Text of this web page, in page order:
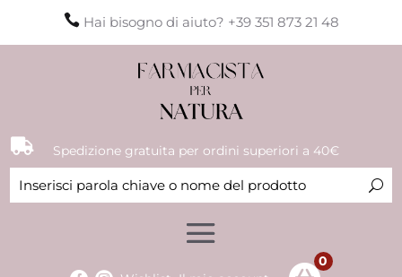
Hai bisogno di aiuto? +39 351 873 21 48
 Spedizione gratuita per ordini superiori a 40€
0